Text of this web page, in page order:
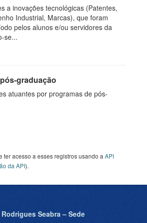
a inovações tecnológicas (Patentes,
Industrial, Marcas), que foram
pelos alunos e/ou servidores da
se...
graduação
atuantes por programas de pós-
ter acesso a esses registros usando a API
da API).
Seabra – Sede